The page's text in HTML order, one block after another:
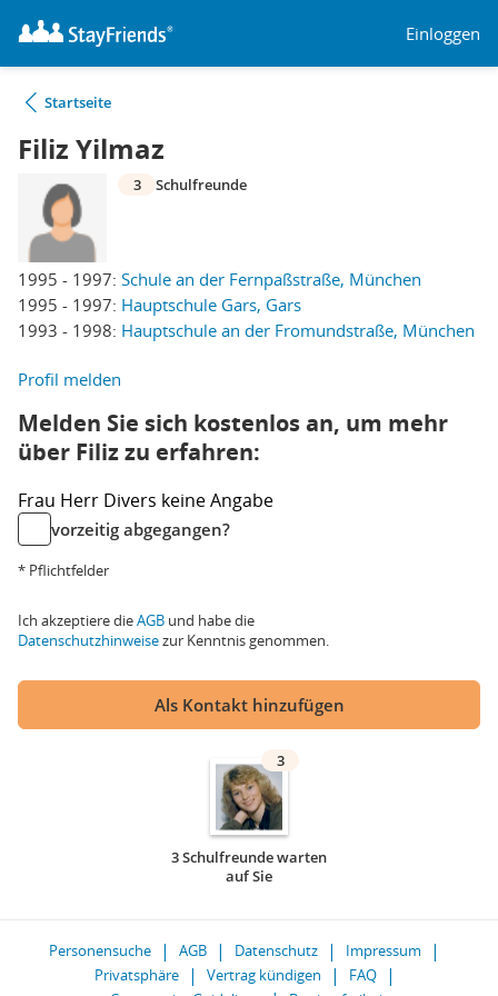
Einloggen
Startseite
Filiz Yilmaz
1995 - 1997: Schule an der Fernpaßstraße, München
1995 - 1997: Hauptschule Gars, Gars
1993 - 1998: Hauptschule an der Fromundstraße, München
3 Schulfreunde
Profil melden
Melden Sie sich kostenlos an, um mehr
über Filiz zu erfahren:
Frau Herr Divers keine Angabe
vorzeitig abgegangen?
* Pflichtfelder
Ich akzeptiere dieAGB und habe die
Datenschutzhinweisezur Kenntnis genommen.
Als Kontakt hinzufügen
3
3 Schulfreunde warten
auf Sie
Personensuche AGB Datenschutz
Impressum
Privatsphäre
Vertrag kündigen
FAQ